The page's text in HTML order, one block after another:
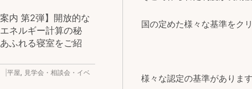
国の定めた様々な基準をク
様々な認定の基準があります
案内 第2弾】開放的な
ネルギー計算の秘
ふれる寝室をご紹
平屋, 見学会・相談会・イベ